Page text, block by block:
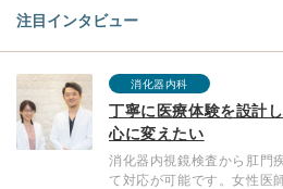
注目インタビュー
消化器内科
丁寧に医療体験を設計
心に変えたい
消化器内視鏡検査から肛門
て対応が可能です。女性医